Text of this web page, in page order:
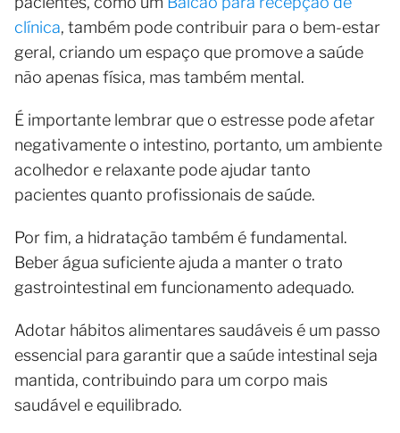
clínica, também pode contribuir para o bem-estar
geral, criando um espaço que promove a saúde
não apenas física, mas também mental.
É importante lembrar que o estresse pode afetar
negativamente o intestino, portanto, um ambiente
acolhedor e relaxante pode ajudar tanto
pacientes quanto profissionais de saúde.
Por fim, a hidratação também é fundamental.
Beber água suficiente ajuda a manter o trato
gastrointestinal em funcionamento adequado.
Adotar hábitos alimentares saudáveis é um passo
essencial para garantir que a saúde intestinal seja
mantida, contribuindo para um corpo mais
saudável e equilibrado.